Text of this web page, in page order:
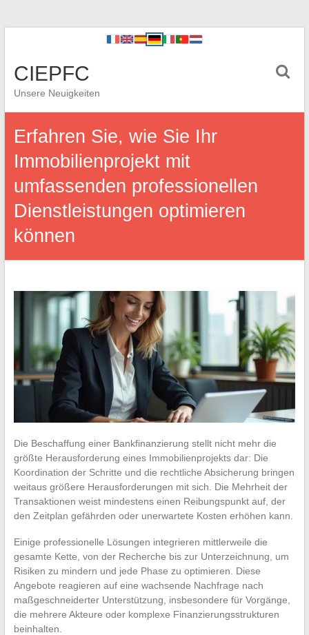
CIEPFC
Unsere Neuigkeiten
Erfahren Sie, wie Sie Ihr
Immobilienprojekt mit
umfassenden professionellen
Dienstleistungen optimieren
können
Die Beschaffung einer Bankfinanzierung stellt nicht mehr die
größte Herausforderung eines Immobilienprojekts dar: Die
Koordination der Schritte und die rechtliche Absicherung bringen
weitaus größere Herausforderungen mit sich. Die Mehrheit der
Transaktionen weist mindestens einen Reibungspunkt auf, der
den Zeitplan gefährden oder unerwartete Kosten erhöhen kann.
Einige professionelle Lösungen integrieren mittlerweile die
gesamte Kette, von der Recherche bis zur Unterzeichnung, um
Risiken zu mindern und jede Phase zu optimieren. Diese
Angebote reagieren auf eine wachsende Nachfrage nach
maßgeschneiderter Unterstützung, insbesondere für Vorgänge,
die mehrere Akteure oder komplexe Finanzierungsstrukturen
beinhalten.